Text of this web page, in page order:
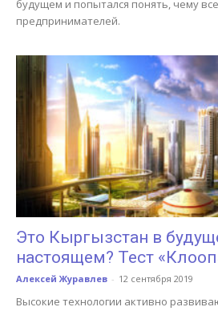
будущем и попытался понять, чему
предпринимателей.
Это Кыргызстан в
настоящем? Тест
Алексей Журавлев - 12 сентября 2019
Высокие технологии активно